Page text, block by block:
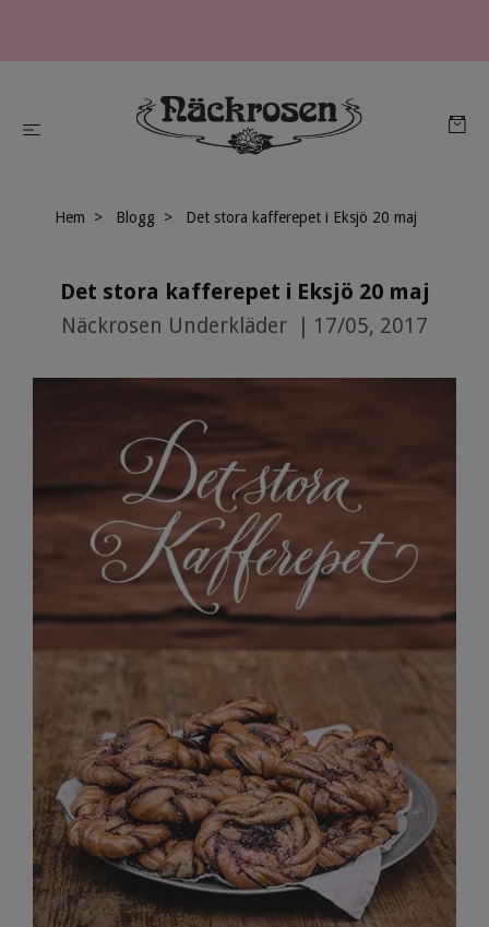
Hem Blogg Det stora kafferepet i Eksjö 20 maj
Det stora kafferepet i Eksjö 20 maj
Näckrosen Underkläder 17/05, 2017